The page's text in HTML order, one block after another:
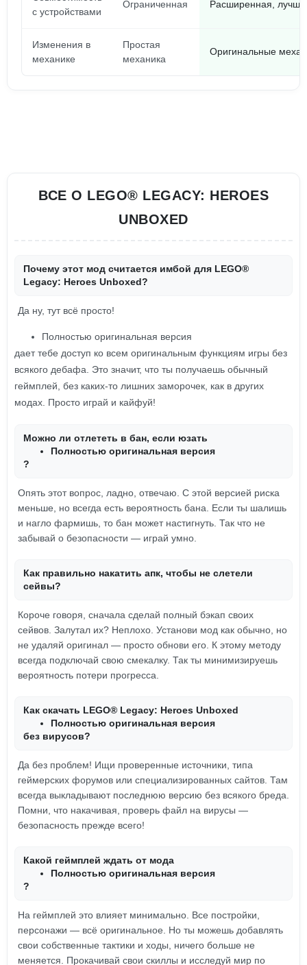
с устройствами
Ограниченная Расширенная,
Изменения в
механике
Простая
механика
Оригинальные
ВСЕ О LEGO® LEGACY: HEROES
UNBOXED
Почему этот мод считается имбой для LEGO®
Legacy: Heroes Unboxed?
Да ну, тут всё просто!
Полностью оригинальная версия
дает тебе доступ ко всем оригинальным функциям игры без
всякого дебафа. Это значит, что ты получаешь обычный
геймплей, без каких-то лишних заморочек, как в других
модах. Просто играй и кайфуй!
Можно ли отлететь в бан, если юзать
Полностью оригинальная версия
?
Опять этот вопрос, ладно, отвечаю. С этой версией риска
меньше, но всегда есть вероятность бана. Если ты шалишь
и нагло фармишь, то бан может настигнуть. Так что не
забывай о безопасности — играй умно.
Как правильно накатить апк, чтобы не слетели
сейвы?
Короче говоря, сначала сделай полный бэкап своих
сейвов. Залутал их? Неплохо. Установи мод как обычно, но
не удаляй оригинал — просто обнови его. К этому методу
всегда подключай свою смекалку. Так ты минимизируешь
вероятность потери прогресса.
Как скачать LEGO® Legacy: Heroes Unboxed
Полностью оригинальная версия
без вирусов?
Да без проблем! Ищи проверенные источники, типа
геймерских форумов или специализированных сайтов. Там
всегда выкладывают последнюю версию без всякого бреда.
Помни, что накачивая, проверь файл на вирусы —
безопасность прежде всего!
Какой геймплей ждать от мода
Полностью оригинальная версия
?
На геймплей это влияет минимально. Все постройки,
персонажи — всё оригинальное. Но ты можешь добавлять
свои собственные тактики и ходы, ничего больше не
меняется. Прокачивай свои скиллы и исследуй мир по